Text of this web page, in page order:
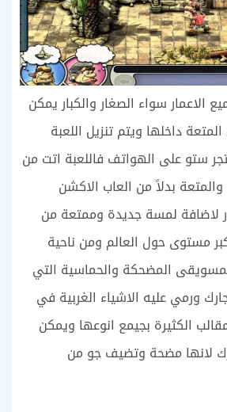
الاعمار سواء الصغار والكبار يمكن
داخلها ويتم تنزيل اللعبة
ستو على الهواتف فاللعبة اتت من
بدلاً من العاب الاكشن
لاضافة لمسة جديدة وممتعة من
مستوى حول العالم ومن ناحية
المضحكة والحماسية التي
ورمي عليه الاشياء الغربية في
الكثيرة بجيمع انوعها ويمكن
لانها مضحة وتضيف جو من